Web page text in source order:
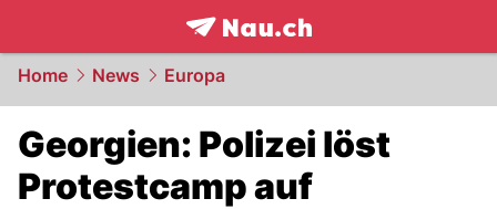
frontpage.NAU.ch
Home News Europa
Georgien: Polizei löst
Protestcamp auf